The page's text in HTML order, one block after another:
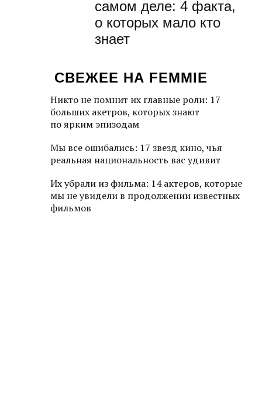
самом деле: 4 факта,
о которых мало кто
знает
СВЕЖЕЕ НА FEMMIE
Никто не помнит их главные роли: 17
больших акетров, которых знают
по ярким эпизодам
Мы все ошибались: 17 звезд кино, чья
реальная национальность вас удивит
Их убрали из фильма: 14 актеров, которые
мы не увидели в продолжении известных
фильмов